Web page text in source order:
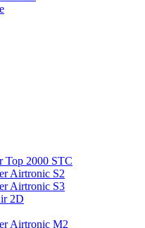
Top 2000 STC
Airtronic S2
Airtronic S3
2D
Airtronic M2